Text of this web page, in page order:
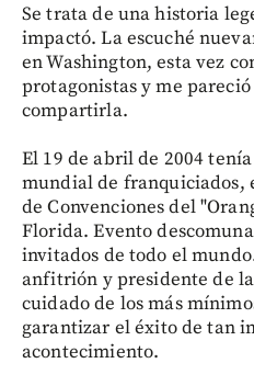
Se trata de una historia
impactó. La escuché
en Washington, esta vez
protagonistas y me
compartirla.
El 19 de abril de 2004
mundial de franquiciados,
de Convenciones del
Florida. Evento
invitados de todo el
anfitrión y presidente de
cuidado de los más
garantizar el éxito de tan
acontecimiento.